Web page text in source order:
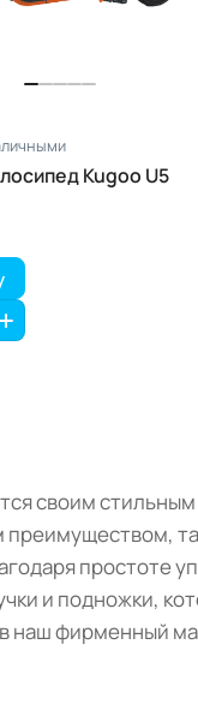
Kugoo U5
своим
простоте
и подножки,
наш фирменный